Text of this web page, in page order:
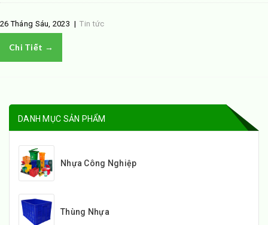
26 Tháng Sáu, 2023 |Tin tức
Chi Tiết →
DANH MỤC SẢN PHẨM
Nhựa Công Nghiệp
Thùng Nhựa